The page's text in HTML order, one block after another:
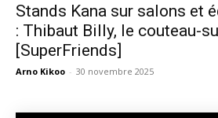
Stands Kana sur salons et
: Thibaut Billy, le couteau-
[SuperFriends]
Arno Kikoo - 30 novembre 2025